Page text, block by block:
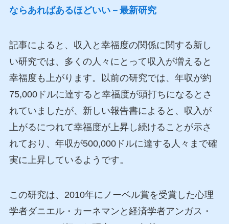
ならあればあるほどいい－最新研究
記事によると、収入と幸福度の関係に関する新し
い研究では、多くの人々にとって収入が増えると
幸福度も上がります。以前の研究では、年収が約
75,000ドルに達すると幸福度が頭打ちになるとさ
れていましたが、新しい報告書によると、収入が
上がるにつれて幸福度が上昇し続けることが示さ
れており、年収が500,000ドルに達する人々まで確
実に上昇しているようです。
この研究は、2010年にノーベル賞を受賞した心理
学者ダニエル・カーネマンと経済学者アンガス・